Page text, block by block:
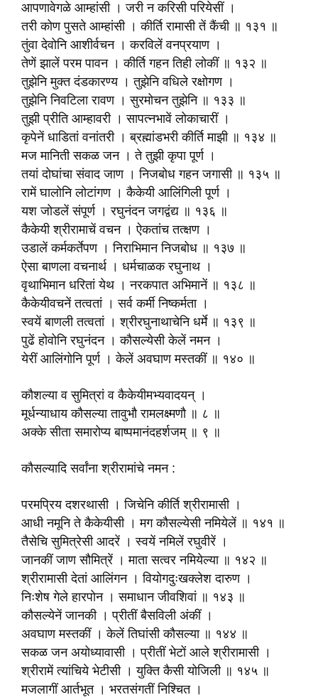
आपणावेगळे आम्हांसी । जरी न करिसी परियेसीं ।
तरी कोण पुसते आम्हांसी । कीर्ति रामासी तें कैंची ॥ १३१ ॥
तुंवा देवोनि आशीर्वचन । करविलें वनप्रयाण ।
तेणें झालें परम पावन । कीर्ति गहन तिही लोकीं ॥ १३२ ॥
तुझेनि मुक्त दंडकारण्य । तुझेनि वधिले रक्षोगण ।
तुझेनि निवटिला रावण । सुरमोचन तुझेनि ॥ १३३ ॥
तुझी प्रीति आम्हावरी । सापत्‍नभावें लोकाचारीं ।
कृपेनें धाडितां वनांतरी । ब्रह्मांडभरी कीर्ति माझी ॥ १३४ ॥
मज मानिती सकळ जन । ते तुझी कृपा पूर्ण ।
तयां दोघांचा संवाद जाण । निजबोध गहन जगासी ॥ १३५ ॥
रामें घालोनि लोटांगण । कैकेयी आलिंगिली पूर्ण ।
यश जोडलें संपूर्ण । रघुनंदन जगद्वंद्य ॥ १३६ ॥
कैकेयी श्रीरामाचें वचन । ऐकतांच तत्क्षण ।
उडालें कर्मकर्तेपण । निराभिमान निजबोध ॥ १३७ ॥
ऐसा बाणला वचनार्थ । धर्मचाळक रघुनाथ ।
वृथाभिमान धरितां येथ । नरकपात अभिमानें ॥ १३८ ॥
कैकेयीवचनें तत्वतां । सर्व कर्मी निष्कर्मता ।
स्वयें बाणली तत्वतां । श्रीरघुनाथाचेनि धर्मे ॥ १३९ ॥
पुढें होवोनि रघुनंदन । कौसल्येसी केलें नमन ।
येरीं आलिंगोनि पूर्ण । केलें अवघाण मस्तकीं ॥ १४० ॥
कौशल्या व सुमित्रां व कैकेयीमभ्यवादयन् ।
मूर्धन्याधाय कौसल्या तावुभौ रामलक्ष्मणौ ॥ ८ ॥
अक्के सीता समारोप्य बाष्पमानंदहर्शजम् ॥ ९ ॥
कौसल्यादि सर्वांना श्रीरामांचे नमन :
परमप्रिय दशरथासी । जिचेनि कीर्ति श्रीरामासी ।
आधी नमूनि ते कैकेयीसी । मग कौसल्येसी नमियेलें ॥ १४१ ॥
तैसेचि सुमित्रेसी आदरें । स्वयें नमिलें रघुवीरें ।
जानकीं जाण सौमित्रें । माता सत्वर नमियेल्या ॥ १४२ ॥
श्रीरामासी देतां आलिंगन । वियोगदुःखक्लेश दारुण ।
निःशेष गेले हारपोन । समाधान जीवशिवां ॥ १४३ ॥
कौसल्येनें जानकी । प्रीतीं बैसविली अंकीं ।
अवघाण मस्तकीं । केलें तिघांसी कौसल्या ॥ १४४ ॥
सकळ जन अयोध्यावासी । प्रीतीं भेटों आले श्रीरामासी ।
श्रीरामें त्यांचिये भेटीसी । युक्ति कैसी योजिली ॥ १४५ ॥
मजलागीं आर्तभूत । भरतसंगतीं निश्चित ।